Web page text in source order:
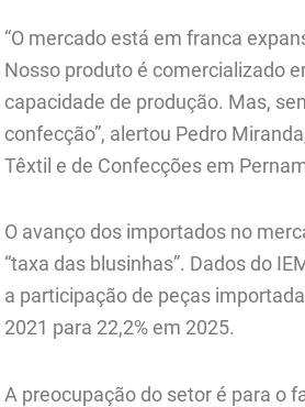
“O mercado está em franca
Nosso produto é comercializado
capacidade de produção. Mas,
confecção”, alertou Pedro
Têxtil e de Confecções em
O avanço dos importados no
“taxa das blusinhas”. Dados do
a participação de peças
2021 para 22,2% em 2025.
A preocupação do setor é para o